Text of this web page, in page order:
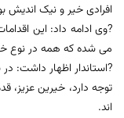
افرادی خیر و نیک اندیش
?وی ادامه داد: این
می شده که همه در نوع
?استاندار اظهار داشت:
توجه دارد، خیرین عزیز،
اند.